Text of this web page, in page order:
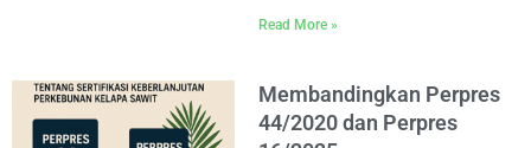
Read More »
Membandingkan Perpres
44/2020 dan Perpres